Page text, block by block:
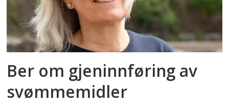
Ber om gjeninnføring av
svømmemidler